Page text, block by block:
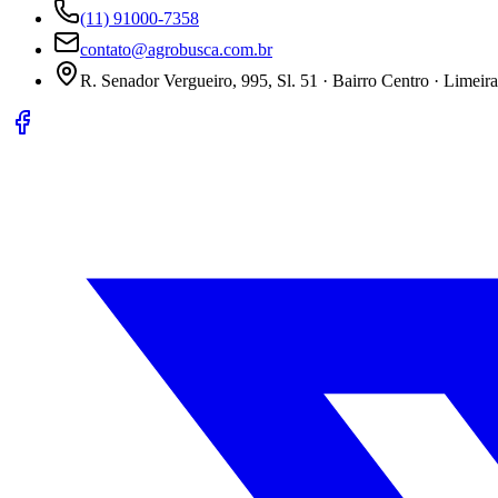
(11) 91000-7358
contato@agrobusca.com.br
R. Senador Vergueiro, 995, Sl. 51 · Bairro Centro ·